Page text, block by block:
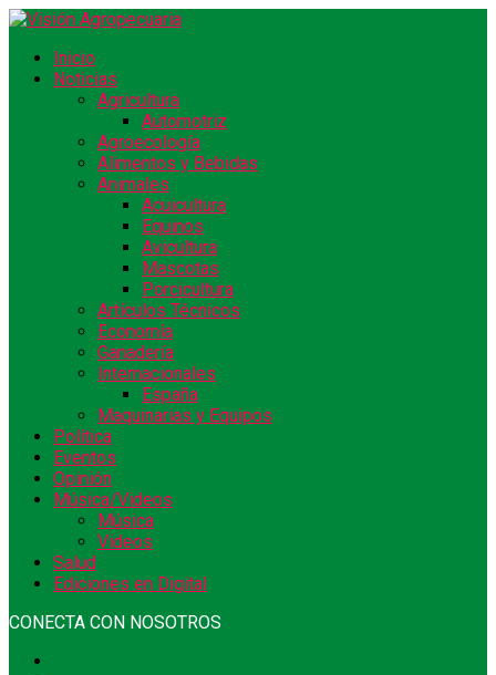
Inicio
Noticias
Agricultura
Automotriz
Agroecología
Alimentos y Bebidas
Animales
Acuicultura
Equinos
Avicultura
Mascotas
Porcicultura
Artículos Técnicos
Economía
Ganadería
Internacionales
España
Maquinarias y Equipos
Política
Eventos
Opinión
Música/Videos
Música
Videos
Salud
Ediciones en Digital
CONECTA CON NOSOTROS